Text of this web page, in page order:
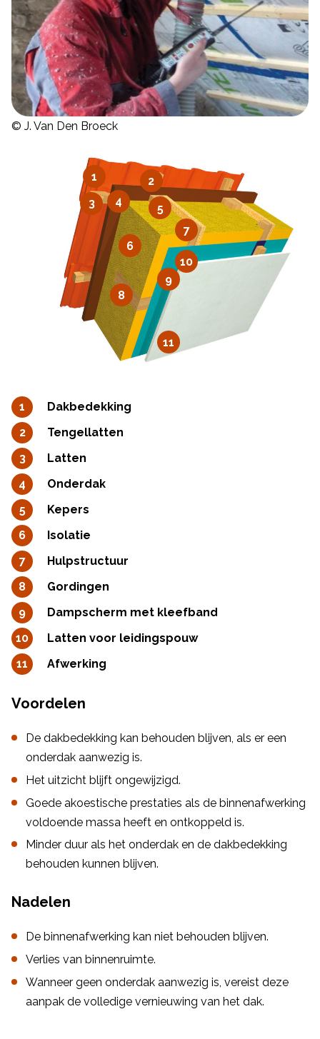
© J. Van Den Broeck
1
2
3
4 5
6
7
8
9
10
11
Dakbedekking
Tengellatten
Latten
Onderdak
Kepers
Isolatie
Hulpstructuur
Gordingen
Dampscherm met kleefband
Latten voor leidingspouw
Afwerking
Voordelen
De dakbedekking kan behouden blijven, als er een
onderdak aanwezig is.
Het uitzicht blijft ongewijzigd.
Goede akoestische prestaties als de binnenafwerking
voldoende massa heeft en ontkoppeld is.
Minder duur als het onderdak en de dakbedekking
behouden kunnen blijven.
Nadelen
De binnenafwerking kan niet behouden blijven.
Verlies van binnenruimte.
Wanneer geen onderdak aanwezig is, vereist deze
aanpak de volledige vernieuwing van het dak.